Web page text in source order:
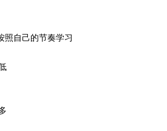
照自己的节奏学习